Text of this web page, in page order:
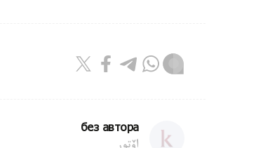
без автора